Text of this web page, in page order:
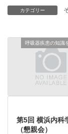
カテゴリー
呼吸器疾患の知識
第5回 横浜内科
（懇親会）